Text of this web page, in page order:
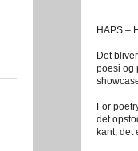
HAPS –
Det
poesi og
For
det
kant, det